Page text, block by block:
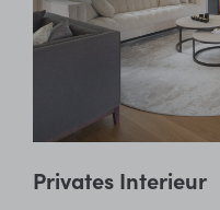
Privates Interieur